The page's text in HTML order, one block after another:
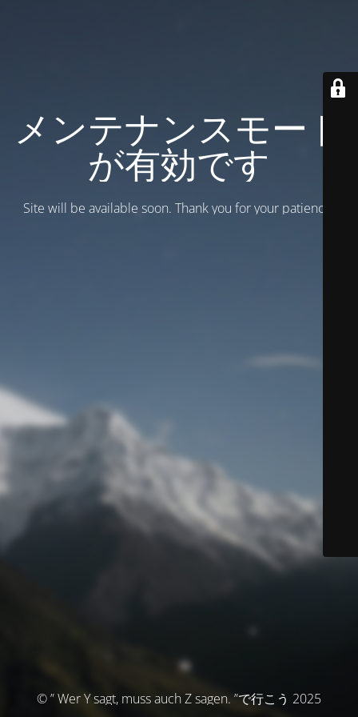
メンテナンスモード
が有効です
Site will be available soon. Thank you for your patience!
© ” Wer Y sagt, muss auch Z sagen. ”で行こう 2025